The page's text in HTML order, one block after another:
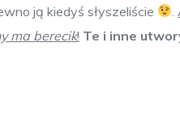
ją kiedyś słyszeliście
ma berecik! Te i inne